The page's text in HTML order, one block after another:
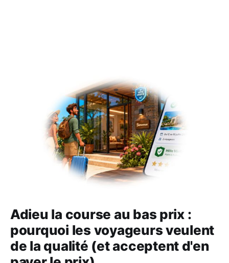
Adieu la course au bas prix :
pourquoi les voyageurs veulent
de la qualité (et acceptent d'en